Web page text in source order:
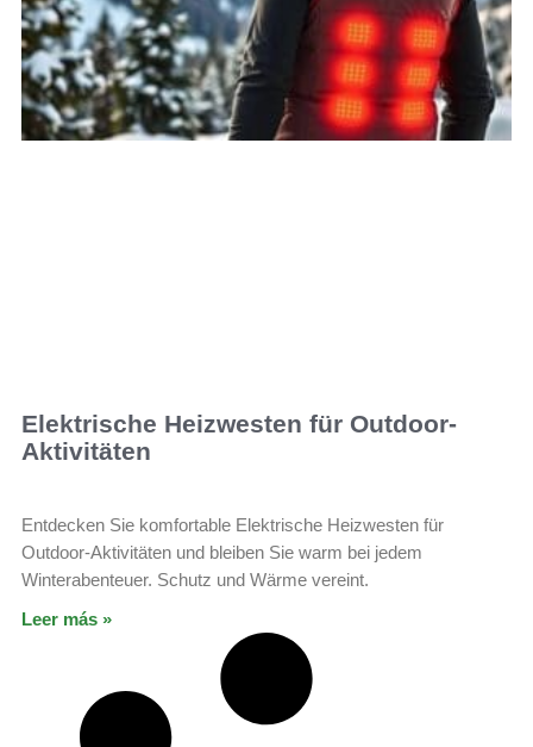
Elektrische Heizwesten für Outdoor-
Aktivitäten
Entdecken Sie komfortable Elektrische Heizwesten für
Outdoor-Aktivitäten und bleiben Sie warm bei jedem
Winterabenteuer. Schutz und Wärme vereint.
Leer más »